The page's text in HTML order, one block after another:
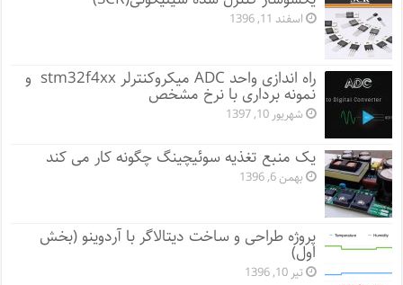
اسفند 11, 1396
راه اندازی واحد ADC میکروکنترلر stm32f4xx و
نمونه برداری با نرخ مشخص
شهریور 10, 1397
یک منبع تغذیه سوئیچینگ چگونه کار می کند
بهمن 6, 1396
پروژه طراحی و ساخت دیتالاگر با آردوینو (بخش
اول)
تیر 10, 1396